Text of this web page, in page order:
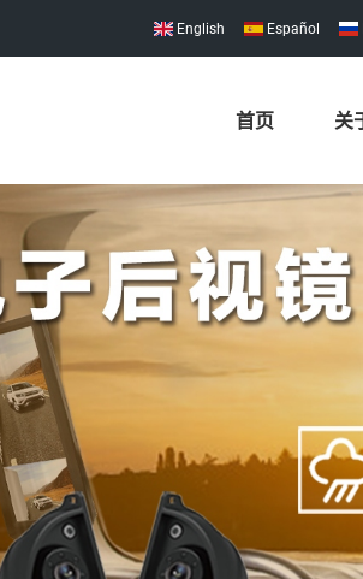
English Español
首页 关